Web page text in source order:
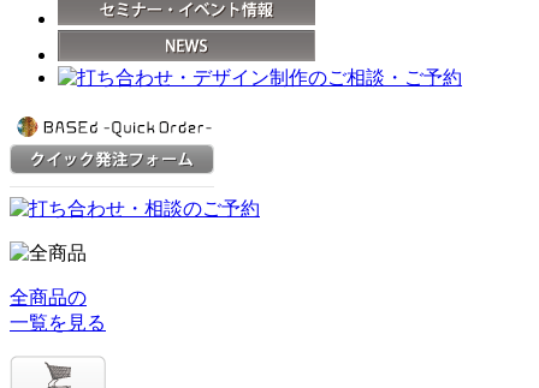
全商品の
一覧を見る